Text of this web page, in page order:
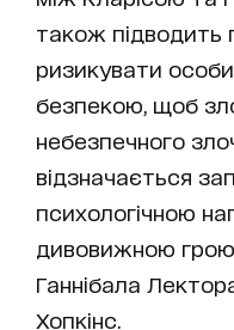
також підводить
ризикувати
безпекою, щоб
небезпечного
відзначається
психологічною
дивовижною грою
Ганнібала
Хопкінс.